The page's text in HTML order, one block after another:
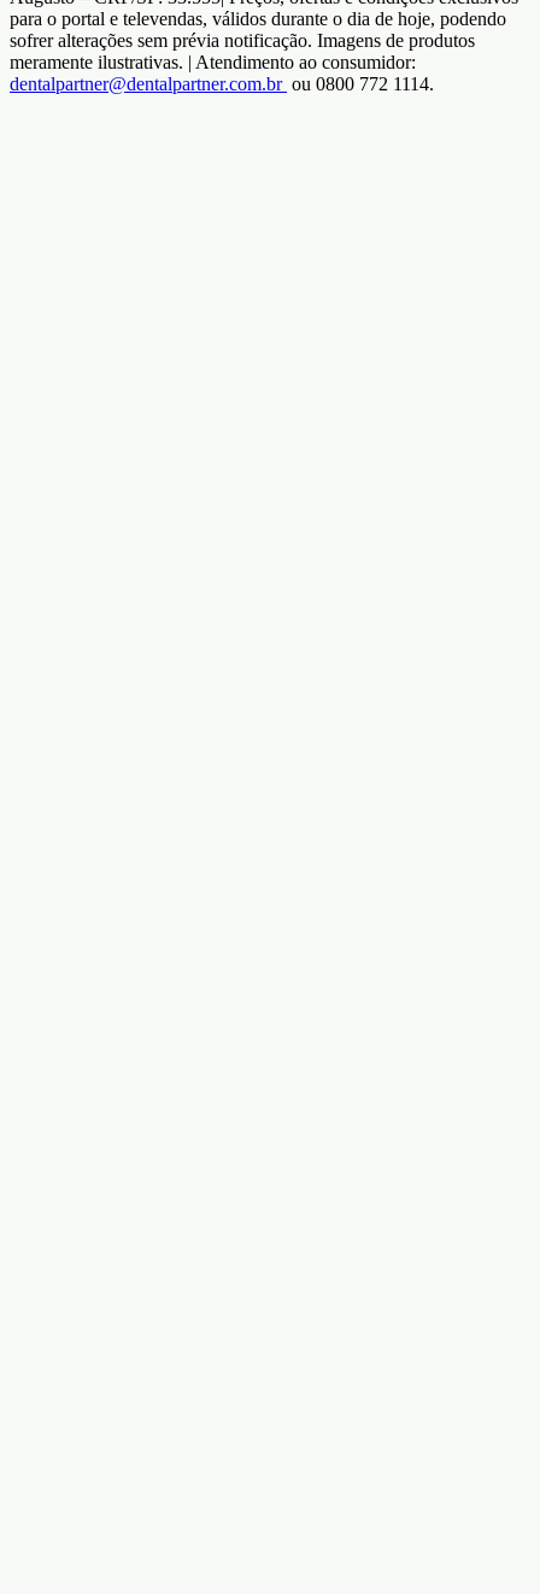
para o portal e televendas, válidos durante o dia de hoje, podendo
sofrer alterações sem prévia notificação. Imagens de produtos
meramente ilustrativas. | Atendimento ao consumidor:
dentalpartner@dentalpartner.com.br ou 0800 772 1114.